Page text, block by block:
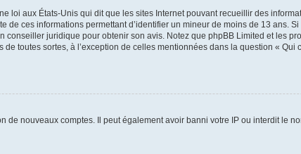
loi aux États-Unis qui dit que les sites Internet pouvant recueillir des
de ces informations permettant d’identifier un mineur de moins de 13 ans.
conseiller juridique pour obtenir son avis. Notez que phpBB Limited et les
toutes sortes, à l’exception de celles mentionnées dans la question «
de nouveaux comptes. Il peut également avoir banni votre IP ou interdit le